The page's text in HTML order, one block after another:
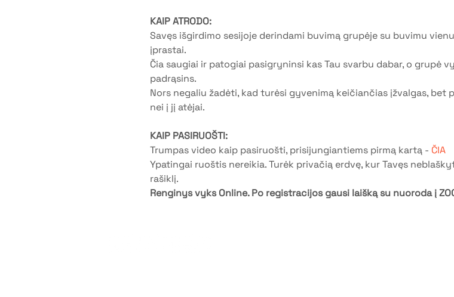
KAIP ATRODO:
Savęs išgirdimo sesijoje derindami buvimą grupėje su buvimu
įprastai.
Čia saugiai ir patogiai pasigryninsi kas Tau svarbu dabar, o grupė
padrąsins.
Nors negaliu žadėti, kad turėsi gyvenimą keičiančias įžvalgas, bet
nei į jį atėjai.
KAIP PASIRUOŠTI:
Trumpas video kaip pasiruošti, prisijungiantiems pirmą kartą - ČIA
Ypatingai ruoštis nereikia. Turėk privačią erdvę, kur Tavęs
rašiklį.
Renginys vyks Online. Po registracijos gausi laišką su nuoroda į